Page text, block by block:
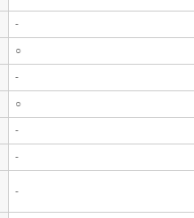
-
○
-
○
-
-
-